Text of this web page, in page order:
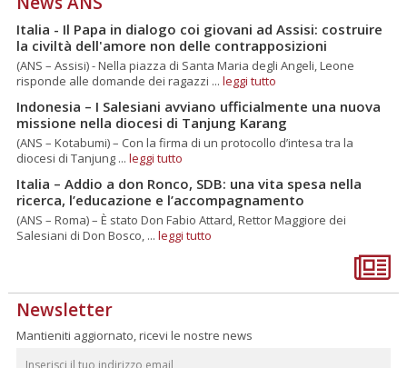
Italia - Il Papa in dialogo coi giovani ad Assisi: costruire
la civiltà dell'amore non delle contrapposizioni
(ANS – Assisi) - Nella piazza di Santa Maria degli Angeli, Leone
risponde alle domande dei ragazzi ... leggi tutto
Indonesia – I Salesiani avviano ufficialmente una nuova
missione nella diocesi di Tanjung Karang
(ANS – Kotabumi) – Con la firma di un protocollo d’intesa tra la
diocesi di Tanjung ... leggi tutto
Italia – Addio a don Ronco, SDB: una vita spesa nella
ricerca, l’educazione e l’accompagnamento
(ANS – Roma) – È stato Don Fabio Attard, Rettor Maggiore dei
Salesiani di Don Bosco, ... leggi tutto
Newsletter
Mantieniti aggiornato, ricevi le nostre news